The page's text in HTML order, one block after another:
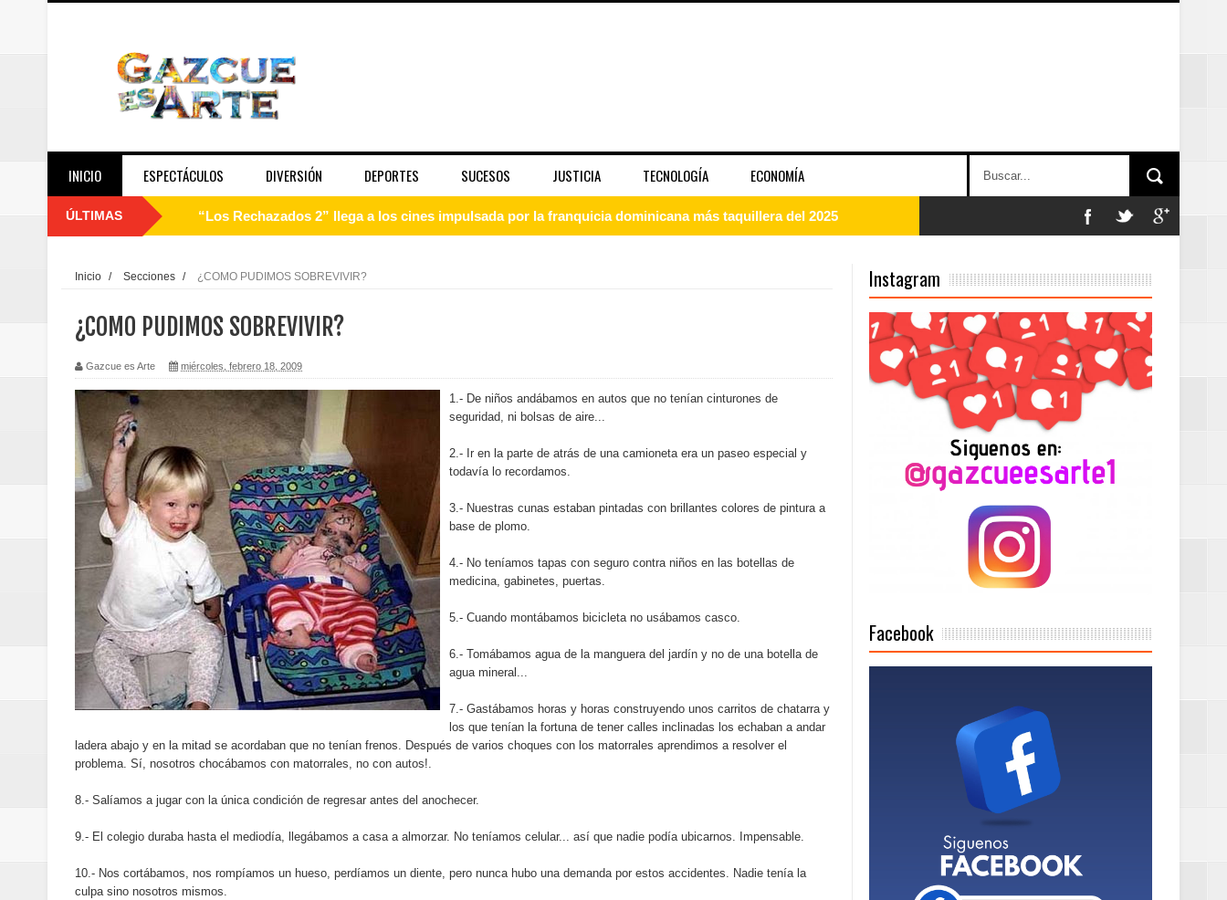
INICIO ESPECTÁCULOS DIVERSIÓN DEPORTES SUCESOS JUSTICIA TECNOLOGÍA ECONOMÍA
ÚLTIMAS “Los Rechazados 2” llega a los cines impulsada por la franquicia dominicana más taquillera del 2025
Banreservas destina RD$5,000 millones para emprendedoras en la segunda edición del Summit Mujer Pymes
Sexappeal celebra 25 años de trayectoria artística con nuevo álbum, renovación de su equipo y conciertos
conmemorativos
Maridalia Hernández y El Canario se unen al regreso de Pavel Núñez y su “Bipolarband” a Hard Rock Café Santo
Domingo
Doctor Leonardo Aguilera afirma que Banreservas seguirá impulsando la seguridad alimentaria tras salida de RD
del mapa del hambre
Banreservas y sus filiales realizan en Santiago el segundo Foro del Ahorro y la Inversión “Reserva tu Capital”
Banreservas inaugura oficina en el Centro de Retención de Vehículos de Pedro Brand
SEPROI obtiene certificación ISO 37001 y se convierte en la primera empresa del sector con Sistema de Gestión
Antisoborno certificado
minutos
La Orquesta Sinfónica Nacional y el Coro Nacional Dominicano pondrán su sello a la Ceremonia Centenaria bajo
Inicio / Secciones / ¿COMO PUDIMOS SOBREVIVIR?
¿COMO PUDIMOS SOBREVIVIR?
Gazcue es Arte miércoles, febrero 18, 2009
1.- De niños andábamos en autos que no tenían cinturones de
seguridad, ni bolsas de aire...
2.- Ir en la parte de atrás de una camioneta era un paseo especial y
todavía lo recordamos.
3.- Nuestras cunas estaban pintadas con brillantes colores de pintura a
base de plomo.
4.- No teníamos tapas con seguro contra niños en las botellas de
medicina, gabinetes, puertas.
5.- Cuando montábamos bicicleta no usábamos casco.
6.- Tomábamos agua de la manguera del jardín y no de una botella de
agua mineral...
7.- Gastábamos horas y horas construyendo unos carritos de chatarra y
los que tenían la fortuna de tener calles inclinadas los echaban a andar
ladera abajo y en la mitad se acordaban que no tenían frenos. Después de varios choques con los matorrales aprendimos a resolver el
problema. Sí, nosotros chocábamos con matorrales, no con autos!.
8.- Salíamos a jugar con la única condición de regresar antes del anochecer.
9.- El colegio duraba hasta el mediodía, llegábamos a casa a almorzar. No teníamos celular... así que nadie podía ubicarnos. Impensable.
10.- Nos cortábamos, nos rompíamos un hueso, perdíamos un diente, pero nunca hubo una demanda por estos accidentes. Nadie tenía la
culpa sino nosotros mismos.
Instagram
Facebook